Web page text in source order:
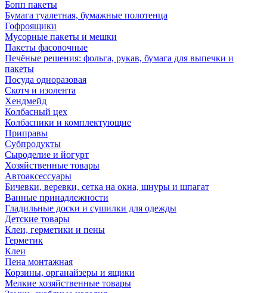
Бопп пакеты
Бумага туалетная, бумажные полотенца
Гофроящики
Мусорные пакеты и мешки
Пакеты фасовочные
Печёные решения: фольга, рукав, бумага для выпечки и
пакеты
Посуда одноразовая
Скотч и изолента
Хендмейд
Колбасный цех
Колбасники и комплектующие
Приправы
Субпродукты
Сыроделие и йогурт
Хозяйственные товары
Автоаксессуары
Бичевки, веревки, сетка на окна, шнуры и шпагат
Ванные принадлежности
Гладильные доски и сушилки для одежды
Детские товары
Клеи, герметики и пены
Герметик
Клеи
Пена монтажная
Корзины, органайзеры и ящики
Мелкие хозяйственные товары